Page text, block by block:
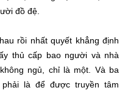
đồ đệ
rồi nhất quyết khẳng định
thủ cấp bao người và nhà
ngủ, chỉ là một. Và ba
phải là để được truyền tâm